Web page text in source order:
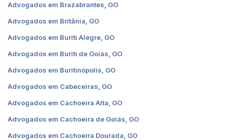
Advogados em Brazabrantes, GO
Advogados em Britânia, GO
Advogados em Buriti Alegre, GO
Advogados em Buriti de Goiás, GO
Advogados em Buritinópolis, GO
Advogados em Cabeceiras, GO
Advogados em Cachoeira Alta, GO
Advogados em Cachoeira de Goiás, GO
Advogados em Cachoeira Dourada, GO